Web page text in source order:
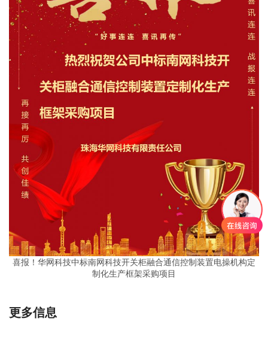
喜报！华网科技中标南网科技开关柜融合通信控制装置电操机构定
制化生产框架采购项目
更多信息